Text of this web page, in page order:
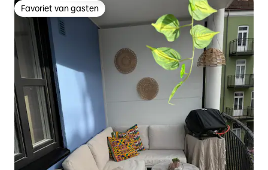
Favoriet van gasten
Favoriet van gasten